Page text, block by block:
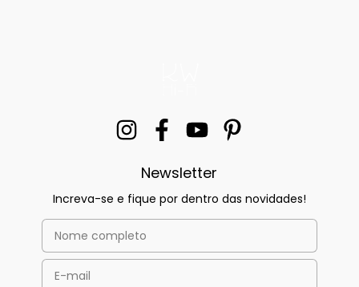
Newsletter
Increva-se e fique por dentro das novidades!